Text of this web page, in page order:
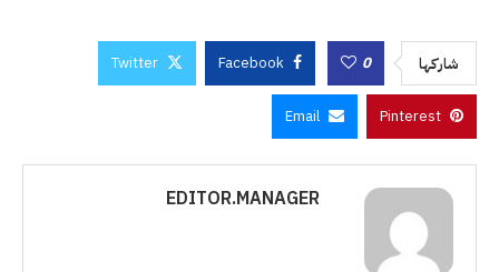
شاركها 0
Facebook
Twitter
Pinterest
Email
EDITOR.MANAGER